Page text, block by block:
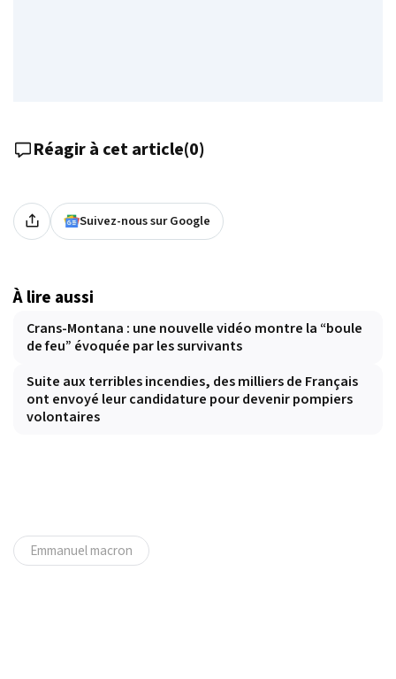
Réagir à cet article(0)
Suivez-nous sur Google
À lire aussi
Crans-Montana : une nouvelle vidéo montre la “boule
de feu” évoquée par les survivants
Suite aux terribles incendies, des milliers de Français
ont envoyé leur candidature pour devenir pompiers
volontaires
Emmanuel macron